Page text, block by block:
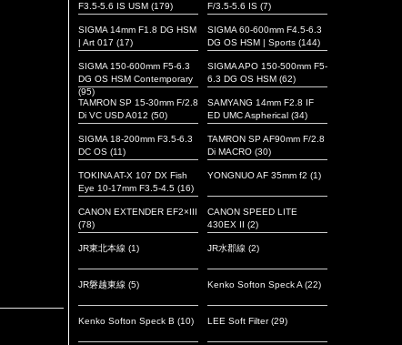
F3.5-5.6 IS USM (179)
F/3.5-5.6 IS (7)
SIGMA 14mm F1.8 DG HSM
| Art 017 (17)
SIGMA 60-600mm F4.5-6.3
DG OS HSM | Sports (144)
SIGMA 150-600mm F5-6.3
DG OS HSM Contemporary
(95)
SIGMA APO 150-500mm F5-
6.3 DG OS HSM (62)
TAMRON SP 15-30mm F/2.8
Di VC USD A012 (50)
SAMYANG 14mm F2.8 IF
ED UMC Aspherical (34)
SIGMA 18-200mm F3.5-6.3
DC OS (11)
TAMRON SP AF90mm F/2.8
Di MACRO (30)
TOKINA AT-X 107 DX Fish
Eye 10-17mm F3.5-4.5 (16)
YONGNUO AF 35mm f2 (1)
CANON EXTENDER EF2×III
(78)
CANON SPEED LITE
430EX II (2)
JR東北本線 (1) JR水郡線 (2)
JR磐越東線 (5) Kenko Softon Speck A(22)
Kenko Softon Speck B (10) LEE Soft Filter(29)